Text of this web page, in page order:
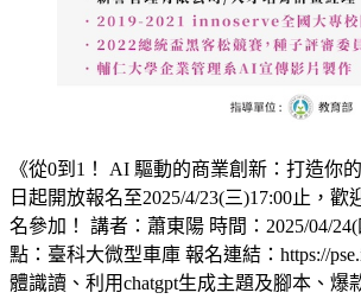
《從0到1！ AI 驅動的商業創新：打造你
日起開放報名至2025/4/23(三)17:00止，
名參加！ 講者：蕭東陽 時間：2025/04/24(
點：臺科大微型車庫 報名連結：https://
體識讀、利用chatgpt生成主題及腳本、爆